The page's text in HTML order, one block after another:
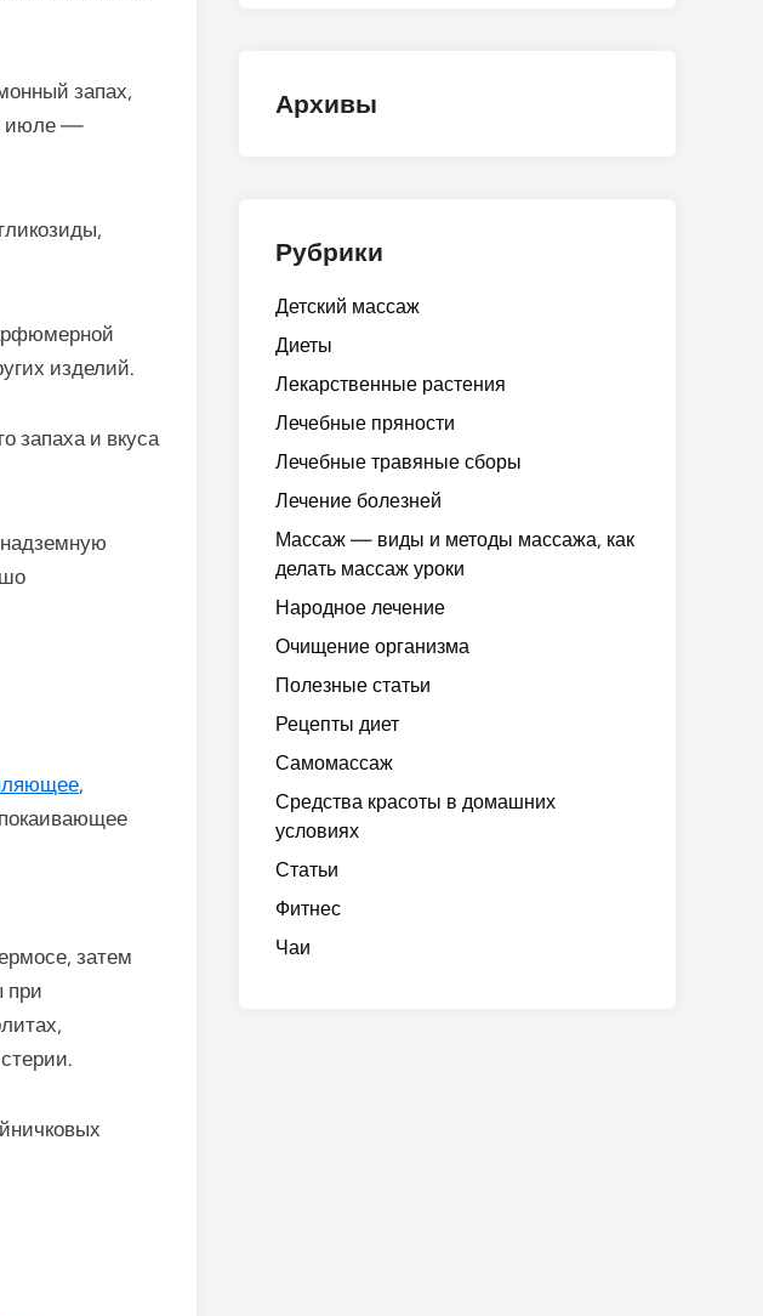
запах,
июле —
изделий.
запаха и вкуса
,
затем
при
Архивы
Рубрики
Детский массаж
Диеты
Лекарственные растения
Лечебные пряности
Лечебные травяные сборы
Лечение болезней
Массаж — виды и методы массажа, как
делать массаж уроки
Народное лечение
Очищение организма
Полезные статьи
Рецепты диет
Самомассаж
Средства красоты в домашних
условиях
Статьи
Фитнес
Чаи